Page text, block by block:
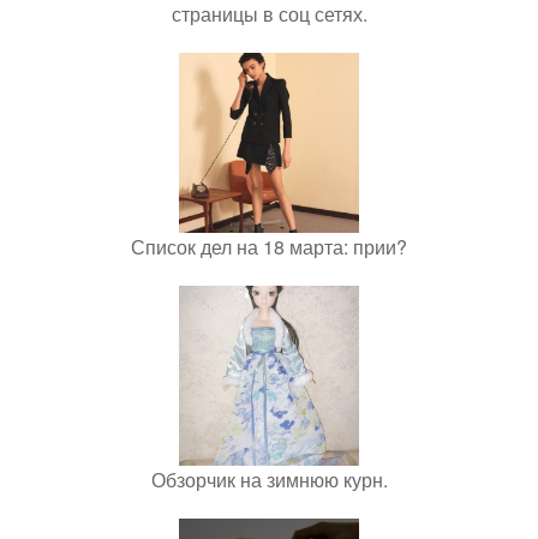
страницы в соц сетях.
Список дел на 18 марта: прии?
Обзорчик на зимнюю курн.